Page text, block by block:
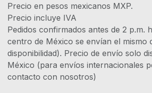
Precio en pesos mexicanos MXP.
Precio incluye
Pedidos confirmados antes de 2 p.m.
centro de México se envían el mismo
disponibilidad). Precio de envío solo
México (para envíos internacionales
contacto con nosotros)